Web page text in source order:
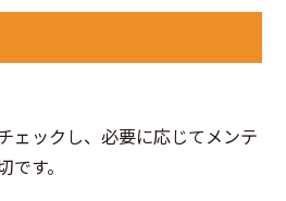
ェックし、必要に応じてメンテ
す。